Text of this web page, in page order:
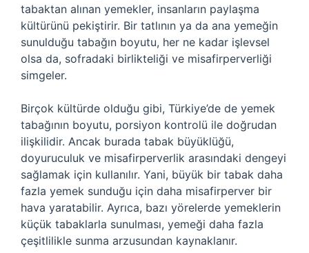
tabaktan alınan yemekler, insanların paylaşma
kültürünü pekiştirir. Bir tatlının ya da ana yemeğin
sunulduğu tabağın boyutu, her ne kadar işlevsel
olsa da, sofradaki birlikteliği ve misafirperverliği
simgeler.
Birçok kültürde olduğu gibi, Türkiye’de de yemek
tabağının boyutu, porsiyon kontrolü ile doğrudan
ilişkilidir. Ancak burada tabak büyüklüğü,
doyuruculuk ve misafirperverlik arasındaki dengeyi
sağlamak için kullanılır. Yani, büyük bir tabak daha
fazla yemek sunduğu için daha misafirperver bir
hava yaratabilir. Ayrıca, bazı yörelerde yemeklerin
küçük tabaklarla sunulması, yemeği daha fazla
çeşitlilikle sunma arzusundan kaynaklanır.